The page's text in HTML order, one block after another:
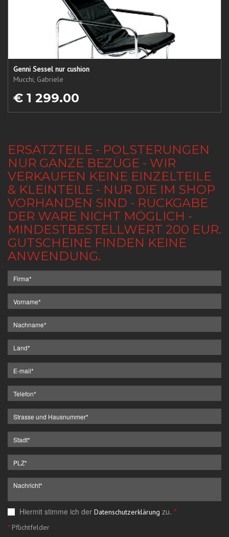
Genni Sessel nur cushion
Mucchi, Gabriele
€ 1 299.00
ERSATZTEILE - POLSTERUNGEN
NUR GANZE BEZÜGE - WIR
VERKAUFEN KEINE EINZELTEILE
& KLEINTEILE - NUR DIE IM SHOP
VORHANDEN SIND - RÜCKGABE
DER WARE NICHT MÖGLICH -
MINDESTBESTELLWERT 200 EUR.
GUTSCHEINE FINDEN KEINE
ANWENDUNG.
Hiermit stimme ich der Datenschutzerklärung zu. *
*Pflichtfelder